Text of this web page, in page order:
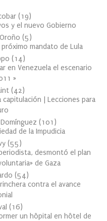
(19)
y el nuevo Gobierno
(5)
mandato de Lula
(14)
en Venezuela el escenario
»
(42)
capitulación | Lecciones para
(101 )
de la Impudicia
(55)
desmontó el plan
de Gaza
(54)
contra el avance
(16)
un hôpital en hôtel de